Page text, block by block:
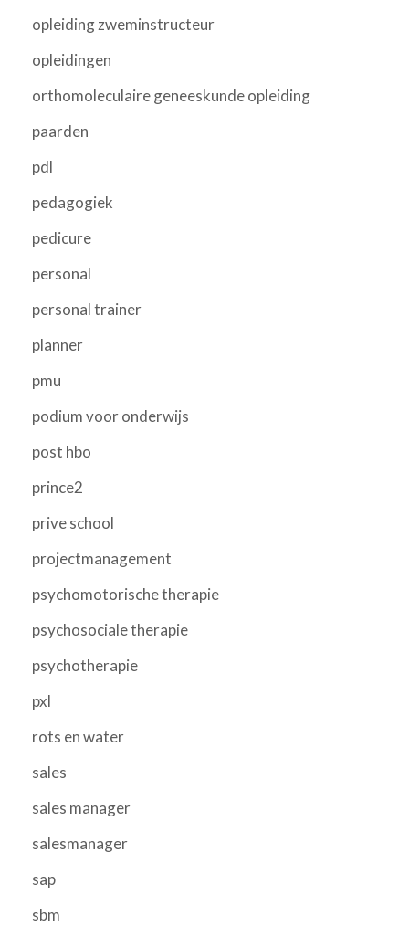
opleiding zweminstructeur
opleidingen
orthomoleculaire geneeskunde opleiding
paarden
pdl
pedagogiek
pedicure
personal
personal trainer
planner
pmu
podium voor onderwijs
post hbo
prince2
prive school
projectmanagement
psychomotorische therapie
psychosociale therapie
psychotherapie
pxl
rots en water
sales
sales manager
salesmanager
sap
sbm